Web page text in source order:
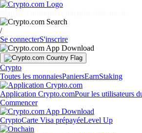
/
Se connecterS'inscrire
Crypto
Toutes les monnaiesPaniersEarnStaking
Application Crypto.comPour les utilisateurs
Commencer
CryptoCarte Visa prépayéeLevel Up